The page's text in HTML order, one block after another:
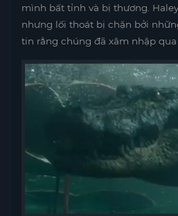
mình bất tỉnh và bị thương.
nhưng lối thoát bị chặn bởi
tin rằng chúng đã xâm nhập